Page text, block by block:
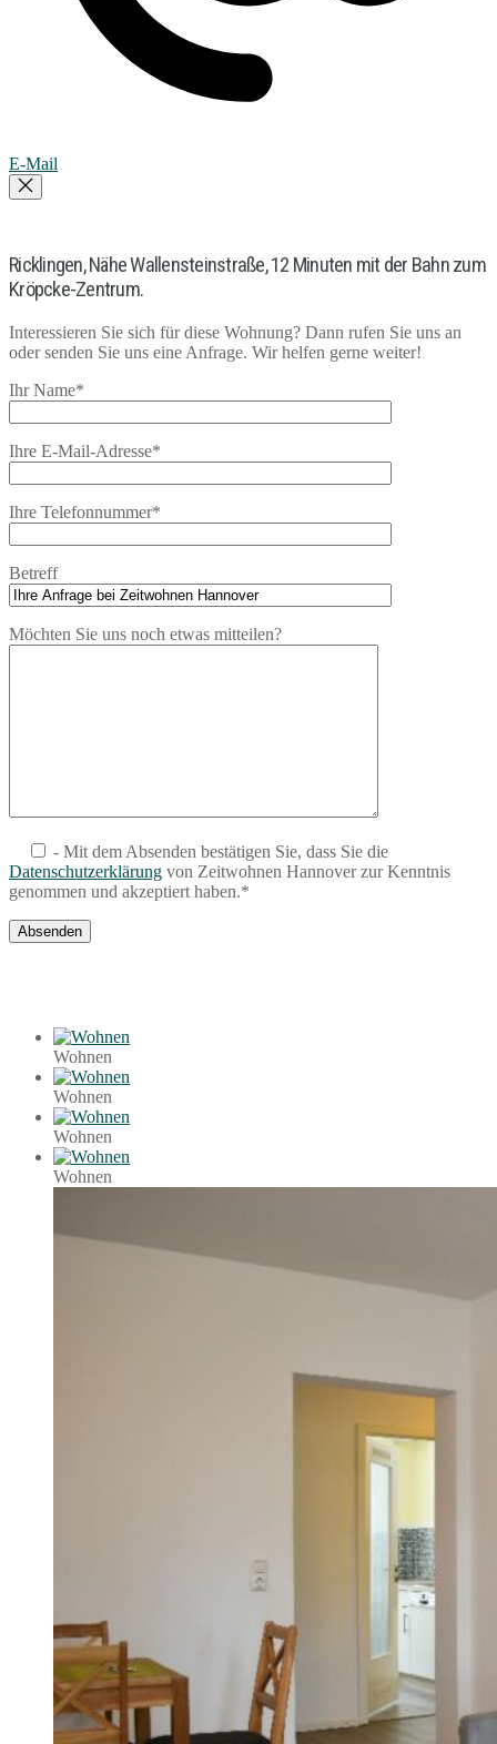
E-Mail
Ricklingen, Nähe Wallensteinstraße, 12 Minuten mit der Bahn zum
Kröpcke-Zentrum.
Interessieren Sie sich für diese Wohnung? Dann rufen Sie uns an
oder senden Sie uns eine Anfrage. Wir helfen gerne weiter!
Ihr Name*
Ihre E-Mail-Adresse*
Ihre Telefonnummer*
Betreff
Möchten Sie uns noch etwas mitteilen?
- Mit dem Absenden bestätigen Sie, dass Sie die
Datenschutzerklärung von Zeitwohnen Hannover zur Kenntnis
genommen und akzeptiert haben.*
Wohnen
Wohnen
Wohnen
Wohnen